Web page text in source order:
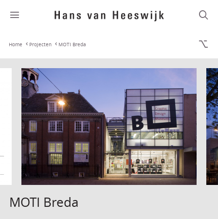
Home Projecten MOTI Breda
MOTI Breda